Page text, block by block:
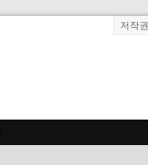
저작